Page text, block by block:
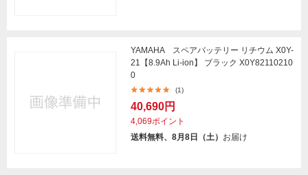
YAMAHA スペアバッテリー リチウム X0Y-
21【8.9Ah Li-ion】 ブラック X0Y82110210
0
(1)
40,690円
4,069ポイント
送料無料、8月8日（土） お届け